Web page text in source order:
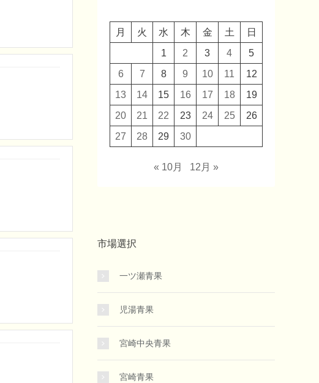
月 火 水 木 金 土
日
1
2 3 4
5
6
7 8 9 10 11
12
13
14 15 16 17 18
19
20
21 22 23 24 25
26
27
28 29 30
« 10月 12月 »
市場選択
一ツ瀬青果
児湯青果
宮崎中央青果
宮崎青果